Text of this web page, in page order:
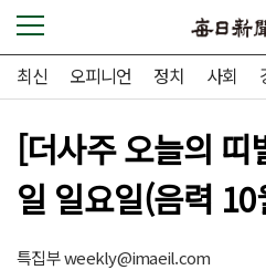
최신 오피니언 정치 사회
[더사주 오늘의
일 일요일(음력
특집부weekly@imaeil.com